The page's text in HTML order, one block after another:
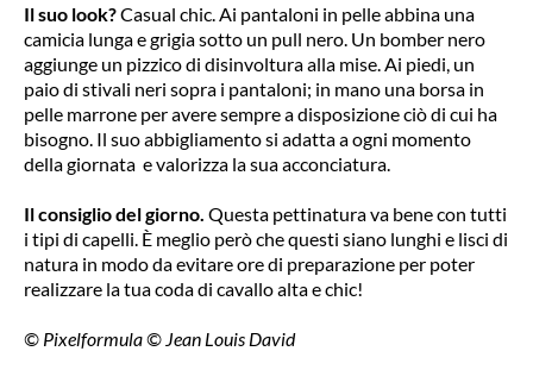
Il suo look?Casual chic. Ai pantaloni in pelle abbina una
camicia lunga e grigia sotto un pull nero. Un bomber nero
aggiunge un pizzico di disinvoltura alla mise. Ai piedi, un
paio di stivali neri sopra i pantaloni; in mano una borsa in
pelle marrone per avere sempre a disposizione ciò di cui ha
bisogno. Il suo abbigliamento si adatta a ogni momento
della giornata e valorizza la sua acconciatura.
Il consiglio del giorno. Questa pettinatura va bene con tutti
i tipi di capelli. È meglio però che questi siano lunghi e lisci di
natura in modo da evitare ore di preparazione per poter
realizzare la tua coda di cavallo alta e chic!
© Pixelformula © Jean Louis David